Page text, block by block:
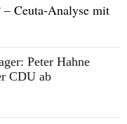
– Ceuta-Analyse mit
Peter Hahne
CDU ab